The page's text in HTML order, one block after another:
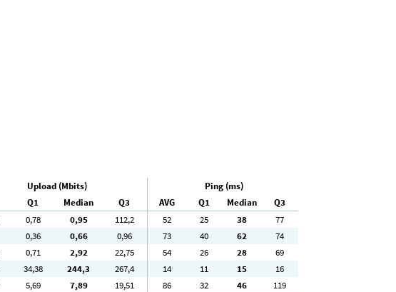
Upload (Mbits)
Ping (ms)
Q1 Median Q3 AVG Q1 Median
Q3
0,78 0,95 112,2 52 25 38
77
0,36 0,66 0,96 73 40 62
74
0,71 2,92 22,75 54 26 28
69
34,38 244,3 267,4 14 11 15
16
5,69 7,89 19,51 86 32 46
119